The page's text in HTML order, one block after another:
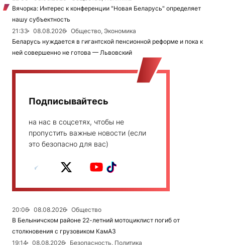
Вячорка: Интерес к конференции "Новая Беларусь" определяет
нашу субъектность
21:33
08.08.2026
Общество, Экономика
Беларусь нуждается в гигантской пенсионной реформе и пока к
ней совершенно не готова — Львовский
Подписывайтесь
на нас в соцсетях, чтобы не
пропустить важные новости (если
это безопасно для вас)
20:06 08.08.2026
Общество
В Белыничском районе 22-летний мотоциклист погиб от
столкновения с грузовиком КамАЗ
19:14
08.08.2026
Безопасность, Политика